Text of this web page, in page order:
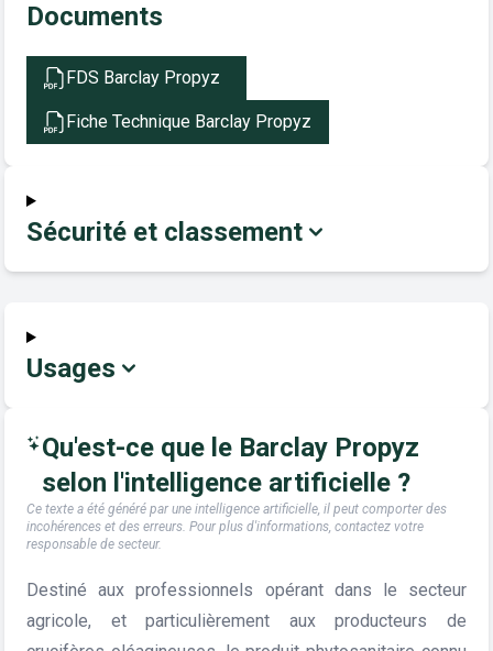
Documents
FDS Barclay Propyz
Fiche Technique Barclay Propyz
Sécurité et classement
Usages
Qu'est-ce que le Barclay Propyz
selon l'intelligence artificielle ?
Ce texte a été généré par une intelligence artificielle, il peut comporter des
incohérences et des erreurs. Pour plus d'informations, contactez votre
responsable de secteur.
Destiné aux professionnels opérant dans le secteur
agricole, et particulièrement aux producteurs de